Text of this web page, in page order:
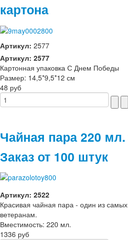
картона
Артикул: 2577
Артикул: 2577
Картонная упаковка С Днем Победы
Размер: 14,5*9,5*12 см
48 руб
Чайная пара 220
Заказ от 100 штук
Артикул: 2522
Красивая чайная пара - один из
ветеранам.
Вместимость: 220 мл.
1336 руб